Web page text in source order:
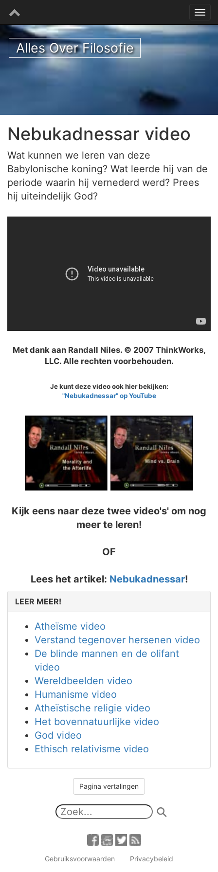
Alles Over Filosofie
Nebukadnessar video
Wat kunnen we leren van deze
Babylonische koning? Wat leerde hij van de
periode waarin hij vernederd werd? Prees
hij uiteindelijk God?
Met dank aan Randall Niles. © 2007 ThinkWorks,
LLC. Alle rechten voorbehouden.
Je kunt deze video ook hier bekijken:
"Nebukadnessar" op YouTube
Kijk eens naar deze twee video's' om nog
meer te leren!
OF
Lees het artikel: Nebukadnessar!
LEER MEER!
Atheïsme video
Verstand tegenover hersenen video
De blinde mannen en de olifant
video
Wereldbeelden video
Humanisme video
Atheïstische religie video
Het bovennatuurlijke video
God video
Ethisch relativisme video
Pagina vertalingen
Gebruiksvoorwaarden
Privacybeleid